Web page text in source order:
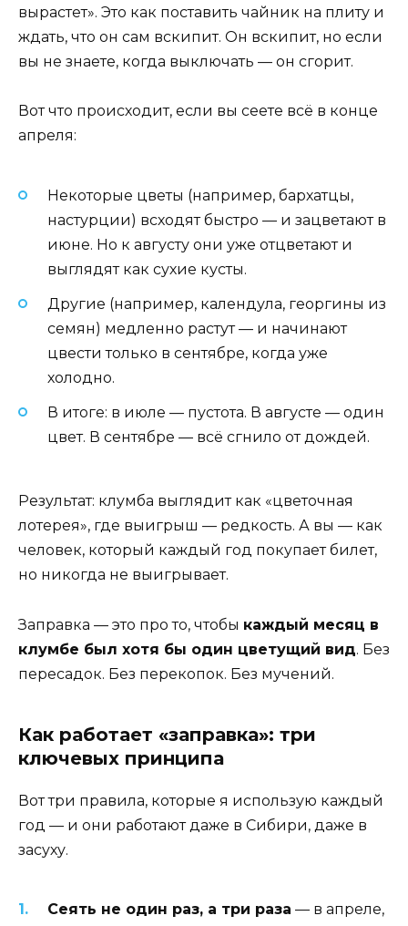
вырастет». Это как поставить чайник на плиту и
ждать, что он сам вскипит. Он вскипит, но если
вы не знаете, когда выключать — он сгорит.
Вот что происходит, если вы сеете всё в конце
апреля:
Некоторые цветы (например, бархатцы,
настурции) всходят быстро — и зацветают в
июне. Но к августу они уже отцветают и
выглядят как сухие кусты.
Другие (например, календула, георгины из
семян) медленно растут — и начинают
цвести только в сентябре, когда уже
холодно.
В итоге: в июле — пустота. В августе — один
цвет. В сентябре — всё сгнило от дождей.
Результат: клумба выглядит как «цветочная
лотерея», где выигрыш — редкость. А вы — как
человек, который каждый год покупает билет,
но никогда не выигрывает.
Заправка — это про то, чтобы каждый месяц в
клумбе был хотя бы один цветущий вид. Без
пересадок. Без перекопок. Без мучений.
Как работает «заправка»: три
ключевых принципа
Вот три правила, которые я использую каждый
год — и они работают даже в Сибири, даже в
засуху.
Сеять не один раз, а три раза — в апреле,